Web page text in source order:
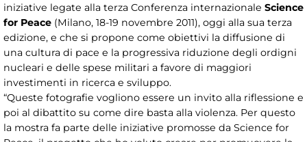
iniziative legate alla terza Conferenza internazionale Science
for Peace (Milano, 18-19 novembre 2011), oggi alla sua terza
edizione, e che si propone come obiettivi la diffusione di
una cultura di pace e la progressiva riduzione degli ordigni
nucleari e delle spese militari a favore di maggiori
investimenti in ricerca e sviluppo.
“Queste fotografie vogliono essere un invito alla riflessione e
poi al dibattito su come dire basta alla violenza. Per questo
la mostra fa parte delle iniziative promosse da Science for